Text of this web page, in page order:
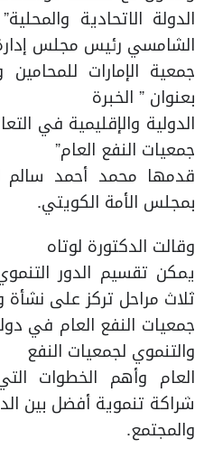
الدولة الاتحادية
الشامسي رئيس مجلس
جمعية الإمارات للمحامين
بعنوان ” الخبرة
الدولية والإقليمية في
جمعيات النفع العام”
قدمها محمد أحمد سالم
بمجلس الأمة الكويتي.
وقالت الدكتورة لوتاه
يمكن تقسيم الدور
ثلاث مراحل تركز على نشأة
جمعيات النفع العام في
والتنموي لجمعيات النفع
العام وأهم الخطوات
شراكة تنموية أفضل بين
والمجتمع.